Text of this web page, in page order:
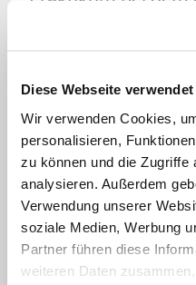
Diese Webseite
Wir verwenden Cookies,
personalisieren,
zu können und die Zugriffe
analysieren. Außerdem
Verwendung unserer
soziale Medien, Werbung
Partner führen diese
weiteren Daten
Politiker Mark
Mittelalterliche und
Staatsrechtslehre;
verbrachte er an
Sorbonne.
schrieb er 2009
freiewelt.net,